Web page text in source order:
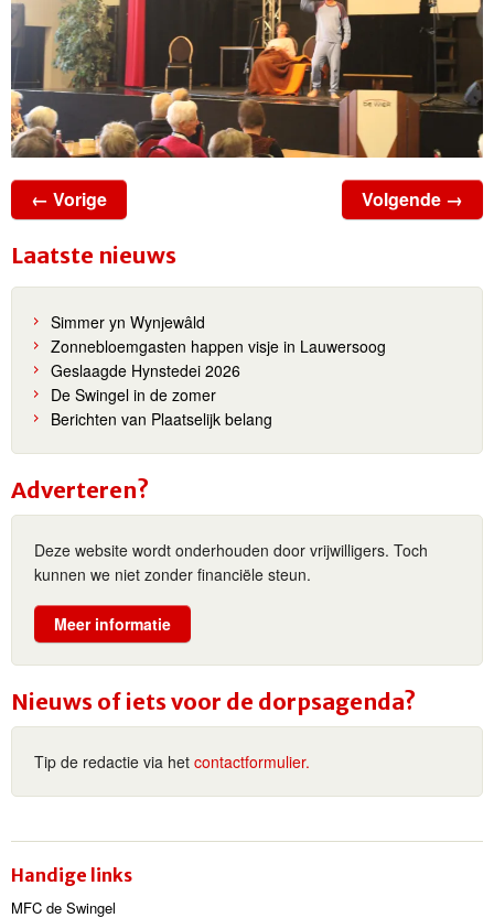
← Vorige Volgende →
Laatste nieuws
Simmer yn Wynjewâld
Zonnebloemgasten happen visje in Lauwersoog
Geslaagde Hynstedei 2026
De Swingel in de zomer
Berichten van Plaatselijk belang
Adverteren?
Deze website wordt onderhouden door vrijwilligers. Toch
kunnen we niet zonder financiële steun.
Meer informatie
Nieuws of iets voor de dorpsagenda?
Tip de redactie via het contactformulier.
Handige links
MFC de Swingel